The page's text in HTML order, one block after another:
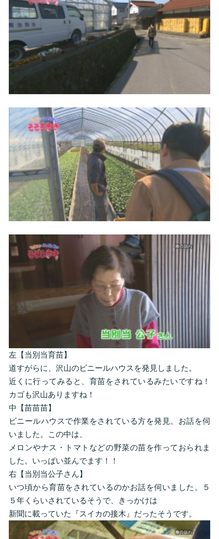
左【当別当育苗】
道すがらに、沢山のビニールハウスを発見しました。
近くに行ってみると、育苗をされているみたいですね！
カゴも沢山ありますね！
中【苗苗苗】
ビニールハウスで作業をされている方を発見。お話を伺
いました。この中は、
メロンやナス・トマトなどの野菜の苗を作っておられま
した。いっぱい並んでます！！
右【当別当公子さん】
いつ頃から育苗をされているのかお話を伺いました。５
５年くらいされているそうで、きっかけは
新聞に載っていた『スイカの接木』だったそうです。